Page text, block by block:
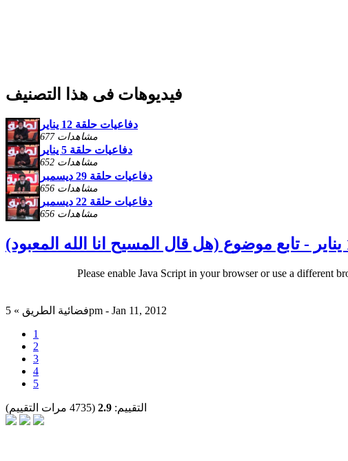
فيديوهات فى هذا التصنيف
دفاعيات حلقة 12 يناير
677 مشاهدات
دفاعيات حلقة 5 يناير
652 مشاهدات
دفاعيات حلقة 29 ديسمبر
656 مشاهدات
دفاعيات حلقة 22 ديسمبر
656 مشاهدات
Please enable Java Script in your browser or use a different
فضائية الطريق » 5pm - Jan 11, 2012
1
2
3
4
5
التقييم: 2.9 (4735 مرات التقييم)